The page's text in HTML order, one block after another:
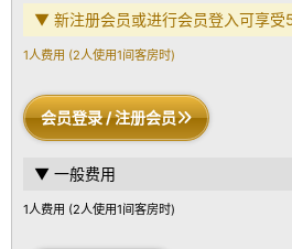
最新款Repronizer 107D Plus吹风机
意大利MARVIS牙齿护理套装
土耳其HAMAM浴袍
客房设备：
带温水洗净功能的马桶 / 冷暖空调 / 电视
※ 为了保证您享受宁静悠闲的氛围，本馆
敬请谅解。
▼ 新注册会员或进行会员登入可享受
1人费用 (2人使用1间客房时)
会员登录 / 注册会员
▼ 一般费用
1人费用 (2人使用1间客房时)